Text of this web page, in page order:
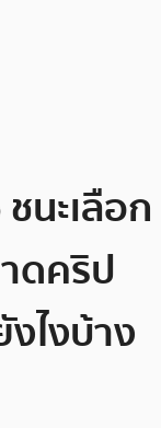
นะเลือก
ดคริป
ไงบ้าง